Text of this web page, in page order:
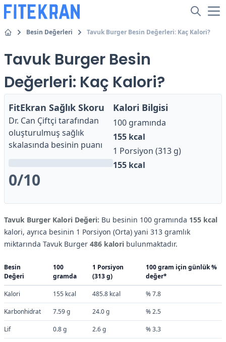
Besin Değerleri Tavuk Burger Besin Değerleri: Kaç Kalori?
Tavuk Burger Besin
Değerleri: Kaç Kalori?
FitEkran Sağlık Skoru
Dr. Can Çiftçi tarafından
oluşturulmuş sağlık
skalasında besinin puanı
0/10
Kalori Bilgisi
100 gramında
155 kcal
1 Porsiyon (313 g)
155 kcal
Tavuk Burger Kalori Değeri: Bu besinin 100 gramında 155 kcal
kalori, ayrıca besinin 1 Porsiyon (Orta) yani 313 gramlık
miktarında Tavuk Burger 486 kalori bulunmaktadır.
Besin
Değeri
100
gramda
1 Porsiyon
(313 g)
100 gram için günlük %
değer*
Kalori 155 kcal 485.8 kcal % 7.8
Karbonhidrat 7.59 g 24.0 g % 2.5
Lif 0.8 g 2.6 g % 3.3